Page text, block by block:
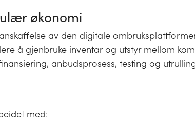
økonomi
av den digitale
å gjenbruke inventar og utstyr mellom
anbudsprosess, testing og
med: